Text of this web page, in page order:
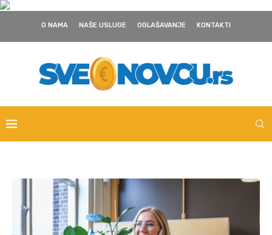
O NAMA NAŠE USLUGE OGLAŠAVANJE KONTAKTI